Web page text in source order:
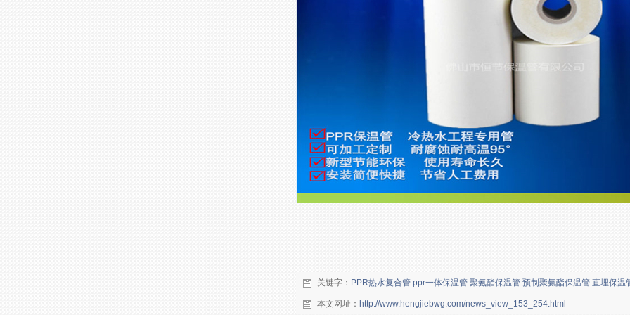
关键字： PPR热水复合管 ppr一体保温管 聚氨酯保温管 预制聚氨酯保温管 直埋保温
本文网址： http://www.hengjiebwg.com/news_view_153_254.html